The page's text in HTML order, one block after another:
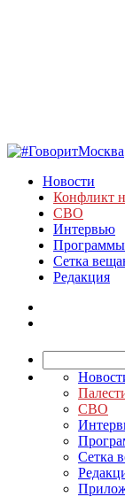
Новости
Конфликт
СВО
Интервью
Сетка
Редакция
СВО
Сетка